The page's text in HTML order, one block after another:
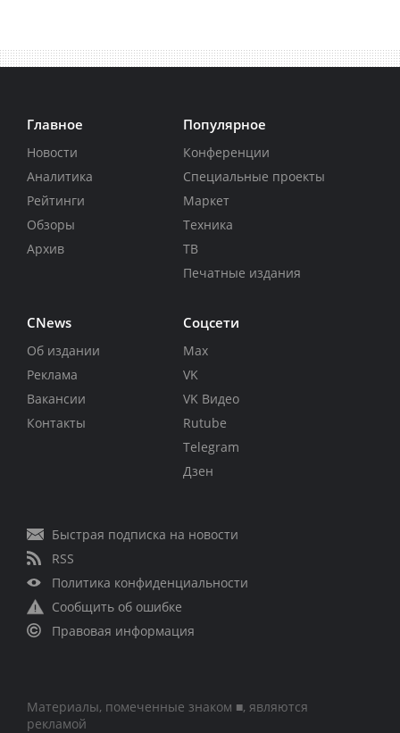
Главное
Новости
Аналитика
Рейтинги
Обзоры
Архив
Популярное
Конференции
Специальные проекты
Маркет
Техника
ТВ
Печатные издания
CNews
Об издании
Реклама
Вакансии
Контакты
Соцсети
Max
VK
VK Видео
Rutube
Telegram
Дзен
Быстрая подписка на новости
RSS
Политика конфиденциальности
Сообщить об ошибке
Правовая информация
Материалы, помеченные знаком ■, являются
рекламой